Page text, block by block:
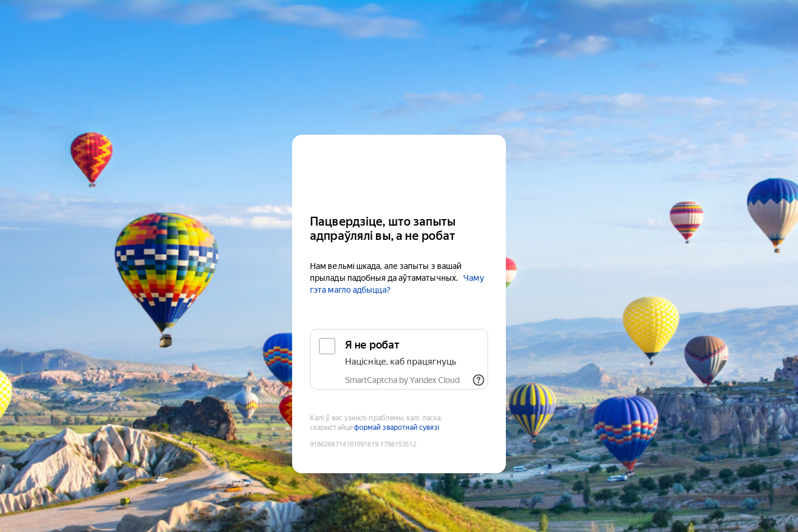
Пацвердзіце, што запыты
адпраўлялі вы, а не робат
Нам вельмі шкада, але запыты з вашай
прылады падобныя да аўтаматычных.
Чаму
гэта магло адбыцца?
Я не робат
Націсніце, каб працягнуць
SmartCaptcha by Yandex Cloud
Калі ў вас узніклі праблемы, калі ласка,
скарыстайцеформай зваротнай сувязі
9186268714181091619:1786153512